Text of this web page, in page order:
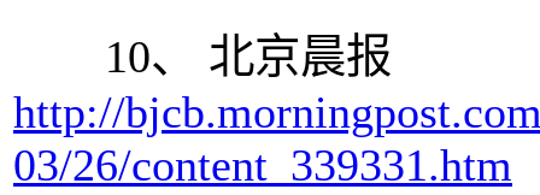
10、 北京晨报
http://
03/26/content_339331.htm